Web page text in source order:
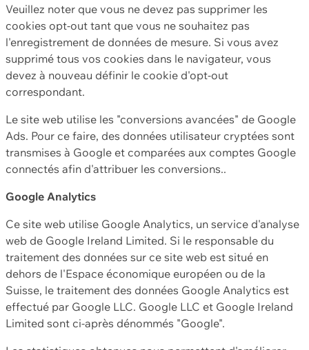
Veuillez noter que vous ne devez pas supprimer les
cookies opt-out tant que vous ne souhaitez pas
l'enregistrement de données de mesure. Si vous avez
supprimé tous vos cookies dans le navigateur, vous
devez à nouveau définir le cookie d'opt-out
correspondant.
Le site web utilise les "conversions avancées" de Google
Ads. Pour ce faire, des données utilisateur cryptées sont
transmises à Google et comparées aux comptes Google
connectés afin d'attribuer les conversions..
Google Analytics
Ce site web utilise Google Analytics, un service d'analyse
web de Google Ireland Limited. Si le responsable du
traitement des données sur ce site web est situé en
dehors de l'Espace économique européen ou de la
Suisse, le traitement des données Google Analytics est
effectué par Google LLC. Google LLC et Google Ireland
Limited sont ci-après dénommés "Google".